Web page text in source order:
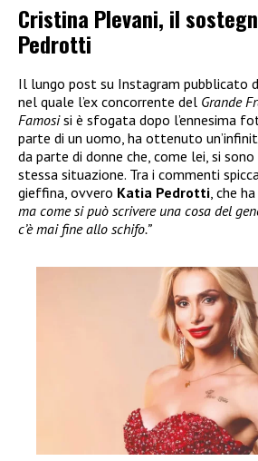
Cristina Plevani, il
Pedrotti
Il lungo post su Instagram pubblicato
nel quale l’ex concorrente del Grande
Famosisi è sfogata dopo l’ennesima
parte di un uomo, ha ottenuto
da parte di donne che, come lei, si
stessa situazione. Tra i commenti
gieffina, ovvero Katia Pedrotti , che
ma come si può scrivere una cosa del
c’è mai fine allo schifo.”